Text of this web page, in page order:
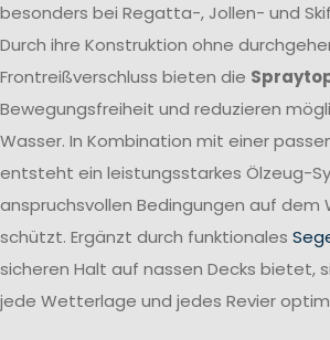
besonders bei Regatta-, Jollen- und
Durch ihre Konstruktion ohne
Frontreißverschluss bieten die
Bewegungsfreiheit und reduzieren
Wasser. In Kombination mit einer
entsteht ein leistungsstarkes Ölzeug-
anspruchsvollen Bedingungen auf dem
schützt. Ergänzt durch funktionales
sicheren Halt auf nassen Decks bietet,
jede Wetterlage und jedes Revier